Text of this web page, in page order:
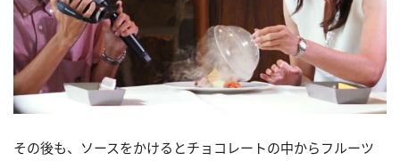
その後も、ソースをかけるとチョコレートの中からフルーツ